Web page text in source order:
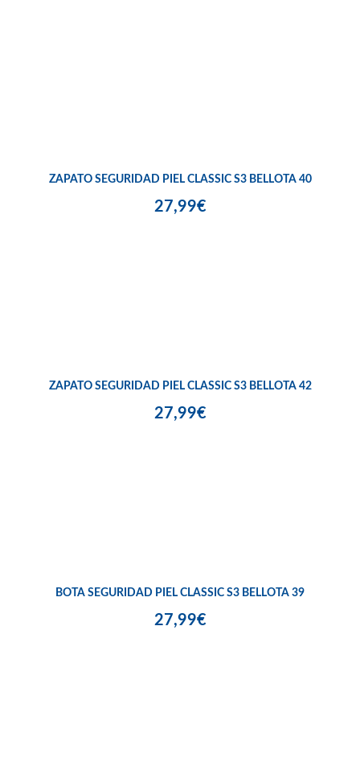
ZAPATO SEGURIDAD PIEL CLASSIC S3 BELLOTA 40
27,99€
ZAPATO SEGURIDAD PIEL CLASSIC S3 BELLOTA 42
27,99€
BOTA SEGURIDAD PIEL CLASSIC S3 BELLOTA 39
27,99€